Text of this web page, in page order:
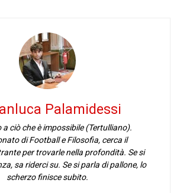
Palamidessi
a ciò che è impossibile (Tertulliano).
di Football e Filosofia, cerca il
per trovarle nella profondità. Se si
sa riderci su. Se si parla di pallone, lo
scherzo finisce subito.